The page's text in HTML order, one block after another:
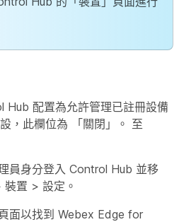
Hub 配置為允許管理已註冊設備
，此欄位為
「關閉 」。 至
員身分登入 Control Hub 並移
裝置 > 設定 。
面以找到 Webex Edge for